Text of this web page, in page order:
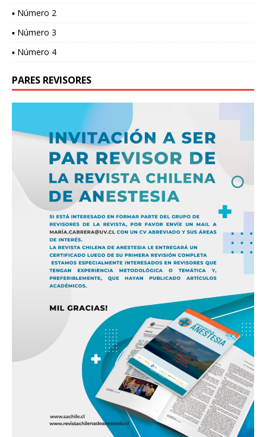
▪ Número 2
▪ Número 3
▪ Número 4
PARES REVISORES